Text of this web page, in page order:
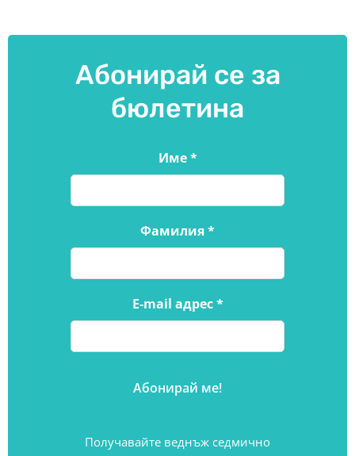
Абонирай се за
бюлетина
Име*
Фамилия*
E-mail адрес*
Получавайте веднъж седмично